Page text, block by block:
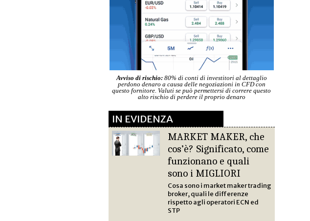
Avviso di rischio: 80% di conti di investitori al dettaglio
perdono denaro a causa delle negoziazioni in CFD con
questo fornitore. Valuti se può permettersi di correre questo
alto rischio di perdere il proprio denaro
IN EVIDENZA
MARKET MAKER, che
cos’è? Significato, come
funzionano e quali
sono i MIGLIORI
Cosa sono i market maker trading
broker, quali le differenze
rispetto agli operatori ECN ed
STP